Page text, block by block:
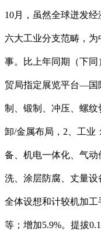
10月，虽然全球迸发
六大工业分支范畴，
事。比上年同期（下
贸局指定展览平台—国
制、锻制、冲压、螺
卸/金属布局，2、工业
备、机电一体化、气
洗、涂层防腐、丈量
全体设想和计较机加
等；增加5.9%。提拔